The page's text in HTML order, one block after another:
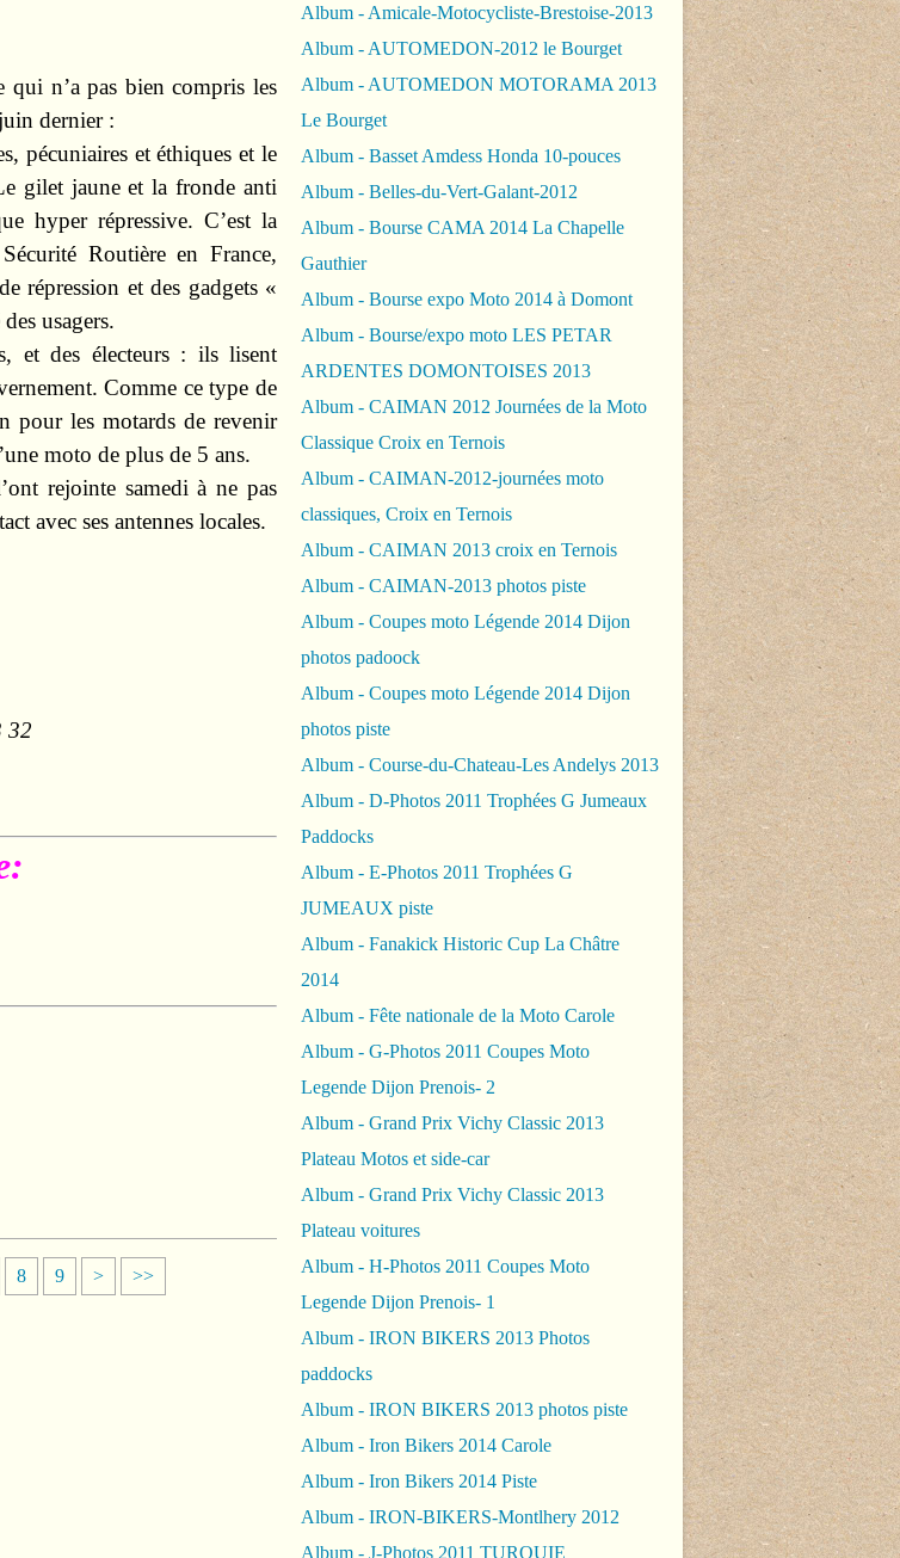
qui n’a pas bien compris les
dernier :
pécuniaires et éthiques et le
gilet jaune et la fronde anti
hyper répressive. C’est la
Routière en France,
répression et des gadgets «
usagers.
et des électeurs : ils lisent
Comme ce type de
pour les motards de revenir
moto de plus de 5 ans.
rejointe samedi à ne pas
avec ses antennes locales.
32
8 9 > >>
Album - Amicale-Motocycliste-Brestoise-2013
Album - AUTOMEDON-2012 le Bourget
Album - AUTOMEDON MOTORAMA 2013
Le Bourget
Album - Basset Amdess Honda 10-pouces
Album - Belles-du-Vert-Galant-2012
Album - Bourse CAMA 2014 La Chapelle
Gauthier
Album - Bourse expo Moto 2014 à Domont
Album - Bourse/expo moto LES PETAR
ARDENTES DOMONTOISES 2013
Album - CAIMAN 2012 Journées de la Moto
Classique Croix en Ternois
Album - CAIMAN-2012-journées moto
classiques, Croix en Ternois
Album - CAIMAN 2013 croix en Ternois
Album - CAIMAN-2013 photos piste
Album - Coupes moto Légende 2014 Dijon
photos padoock
Album - Coupes moto Légende 2014 Dijon
photos piste
Album - Course-du-Chateau-Les Andelys 2013
Album - D-Photos 2011 Trophées G Jumeaux
Paddocks
Album - E-Photos 2011 Trophées G
JUMEAUX piste
Album - Fanakick Historic Cup La Châtre
2014
Album - Fête nationale de la Moto Carole
Album - G-Photos 2011 Coupes Moto
Legende Dijon Prenois- 2
Album - Grand Prix Vichy Classic 2013
Plateau Motos et side-car
Album - Grand Prix Vichy Classic 2013
Plateau voitures
Album - H-Photos 2011 Coupes Moto
Legende Dijon Prenois- 1
Album - IRON BIKERS 2013 Photos
paddocks
Album - IRON BIKERS 2013 photos piste
Album - Iron Bikers 2014 Carole
Album - Iron Bikers 2014 Piste
Album - IRON-BIKERS-Montlhery 2012
Album - J-Photos 2011 TURQUIE